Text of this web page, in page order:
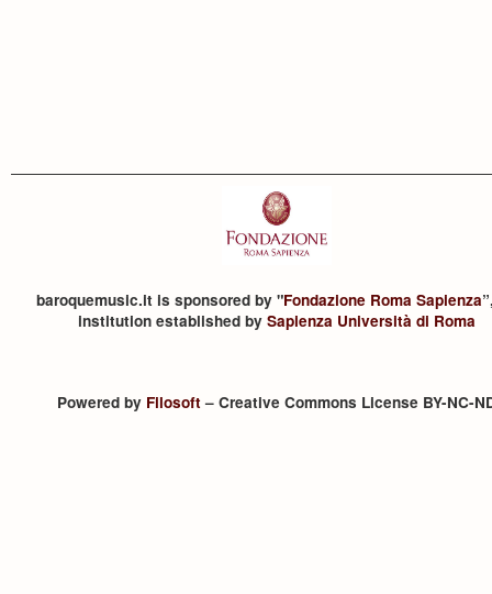
baroquemusic.it is sponsored by "Fondazione Roma Sapienza
institution established by Sapienza Università di Roma
Powered by Filosoft– Creative Commons License BY-NC-